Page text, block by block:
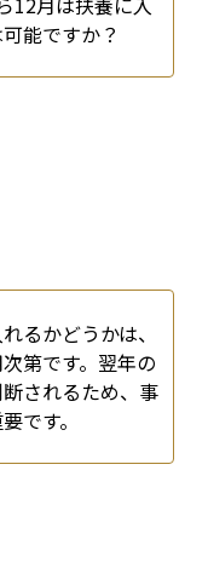
能ですか？
るかどうかは、
第です。翌年の
されるため、事
です。